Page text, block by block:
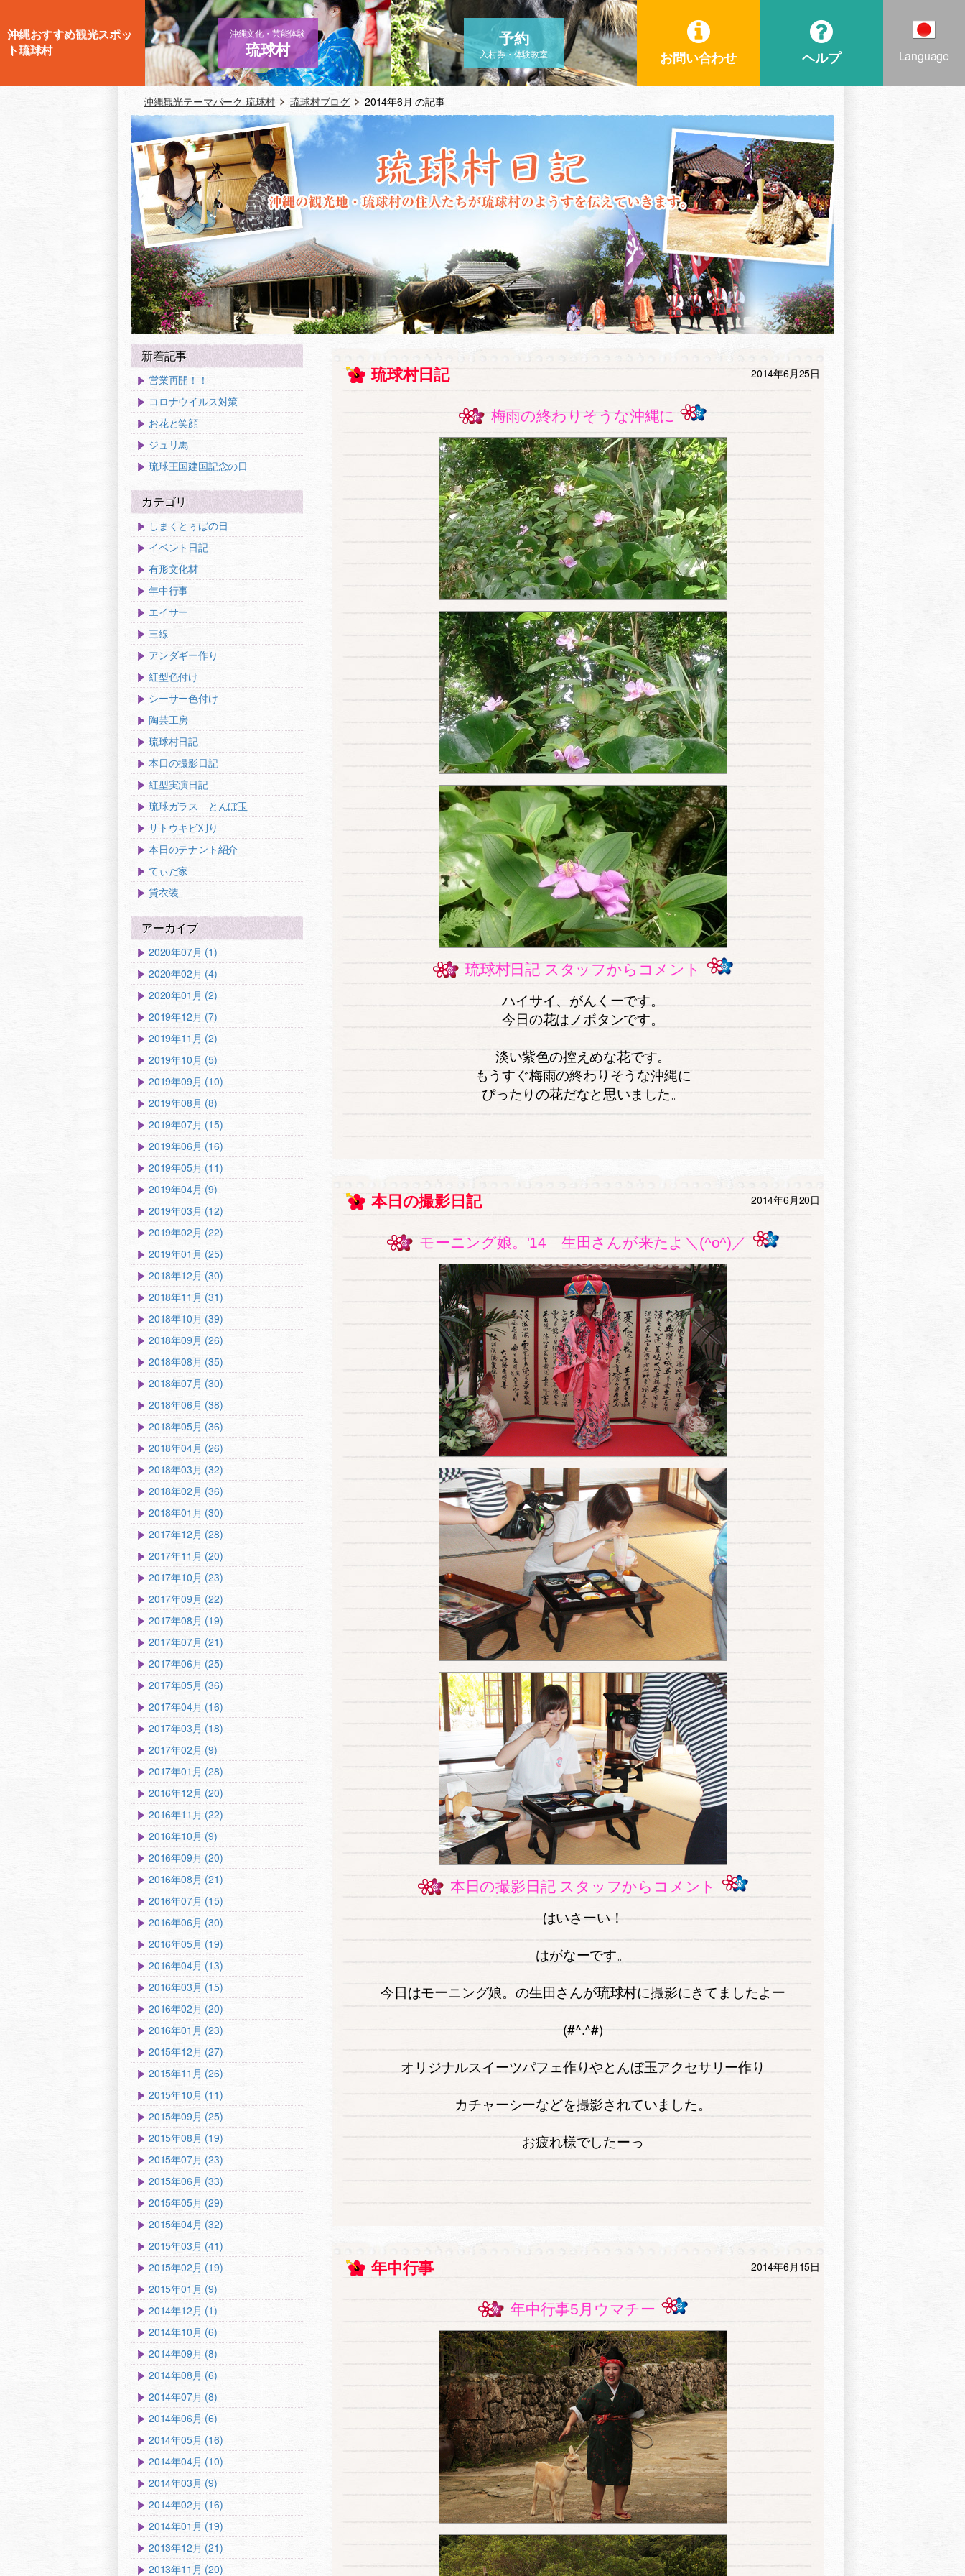
沖縄おすすめ観光スポッ
ト琉球村
沖縄文化・芸能体験
琉球村
予約
入村券・体験教室 お問い合わせ ヘルプ Language
沖縄観光テーマパーク 琉球村 琉球村ブログ 2014年6月 の記事
2014年6月25日
琉球村日記
梅雨の終わりそうな沖縄に
琉球村日記 スタッフからコメント
ハイサイ、がんくーです。
今日の花はノボタンです。
淡い紫色の控えめな花です。
もうすぐ梅雨の終わりそうな沖縄に
ぴったりの花だなと思いました。
2014年6月20日
本日の撮影日記
モーニング娘。'14 生田さんが来たよ＼(^o^)／
本日の撮影日記 スタッフからコメント
はいさーい！
はがなーです。
今日はモーニング娘。の生田さんが琉球村に撮影にきてましたよー
(#^.^#)
オリジナルスイーツパフェ作りやとんぼ玉アクセサリー作り
カチャーシーなどを撮影されていました。
お疲れ様でしたーっ
2014年6月15日
年中行事
年中行事5月ウマチー
新着記事
営業再開！！
コロナウイルス対策
お花と笑顔
ジュリ馬
琉球王国建国記念の日
カテゴリ
しまくとぅばの日
イベント日記
有形文化材
年中行事
エイサー
三線
アンダギー作り
紅型色付け
シーサー色付け
陶芸工房
琉球村日記
本日の撮影日記
紅型実演日記
琉球ガラス とんぼ玉
サトウキビ刈り
本日のテナント紹介
てぃだ家
貸衣装
アーカイブ
2020年07月 (1)
2020年02月 (4)
2020年01月 (2)
2019年12月 (7)
2019年11月 (2)
2019年10月 (5)
2019年09月 (10)
2019年08月 (8)
2019年07月 (15)
2019年06月 (16)
2019年05月 (11)
2019年04月 (9)
2019年03月 (12)
2019年02月 (22)
2019年01月 (25)
2018年12月 (30)
2018年11月 (31)
2018年10月 (39)
2018年09月 (26)
2018年08月 (35)
2018年07月 (30)
2018年06月 (38)
2018年05月 (36)
2018年04月 (26)
2018年03月 (32)
2018年02月 (36)
2018年01月 (30)
2017年12月 (28)
2017年11月 (20)
2017年10月 (23)
2017年09月 (22)
2017年08月 (19)
2017年07月 (21)
2017年06月 (25)
2017年05月 (36)
2017年04月 (16)
2017年03月 (18)
2017年02月 (9)
2017年01月 (28)
2016年12月 (20)
2016年11月 (22)
2016年10月 (9)
2016年09月 (20)
2016年08月 (21)
2016年07月 (15)
2016年06月 (30)
2016年05月 (19)
2016年04月 (13)
2016年03月 (15)
2016年02月 (20)
2016年01月 (23)
2015年12月 (27)
2015年11月 (26)
2015年10月 (11)
2015年09月 (25)
2015年08月 (19)
2015年07月 (23)
2015年06月 (33)
2015年05月 (29)
2015年04月 (32)
2015年03月 (41)
2015年02月 (19)
2015年01月 (9)
2014年12月 (1)
2014年10月 (6)
2014年09月 (8)
2014年08月 (6)
2014年07月 (8)
2014年06月 (6)
2014年05月 (16)
2014年04月 (10)
2014年03月 (9)
2014年02月 (16)
2014年01月 (19)
2013年12月 (21)
2013年11月 (20)